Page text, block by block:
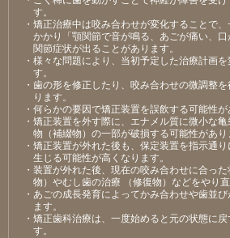
す。
・矯正治療中は咬み合わせが変化することで
かかり「顎関節で音が鳴る、あごが痛い、
関節症状が出ることがあります。
・様々な問題により、当初予定した治療計画
す。
・歯の形を修正したり、咬み合わせの微調整
ります。
・何らかの要因で矯正装置を誤飲する可能性が
・矯正装置を外す際に、エナメル質に微小な
物（補綴物）の一部が破損する可能性があり
・矯正装置が外れた後も、保定装置を指示通
生じる可能性が高くなります。
・装置が外れた後、現在の咬み合わせに合っ
物）やむし歯の治療 （修復物）などをやり
・あごの成長発育によってかみ合わせや歯並
ます。
・矯正歯科治療は、一度始めると元の状態に
す。